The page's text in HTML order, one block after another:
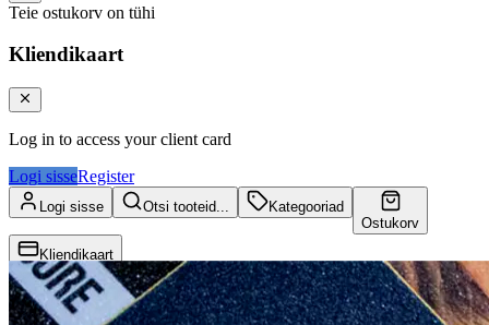
Teie ostukorv on tühi
Kliendikaart
Log in to access your client card
Logi sisseRegister
Logi sisse Otsi tooteid...
Kategooriad
Ostukorv
Kliendikaart